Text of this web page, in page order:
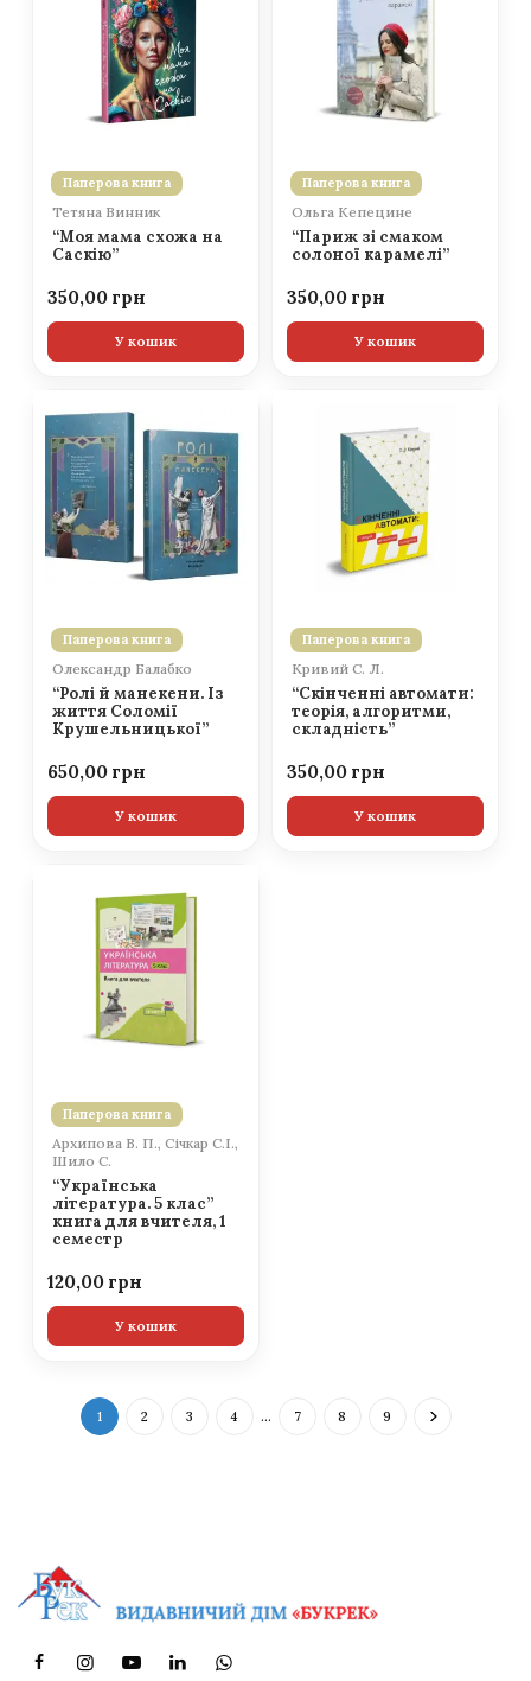
Паперова книга
Тетяна Винник
“Моя мама схожа на
Саскію”
350,00
У кошик
Паперова книга
Ольга Кепецине
“Париж зі смаком
солоної карамелі”
350,00
У кошик
Паперова книга
Олександр Балабко
“Ролі й манекени. Із
життя Соломії
Крушельницької”
650,00
У кошик
Паперова книга
Кривий С. Л.
“Скінченні автомати:
теорія, алгоритми,
складність”
350,00
У кошик
Паперова книга
Архипова В. П., Січкар С.І.,
Шило С.
“Українська
література. 5 клас”
книга для вчителя, 1
семестр
120,00
У кошик
1 2 3 4 … 7 8 9